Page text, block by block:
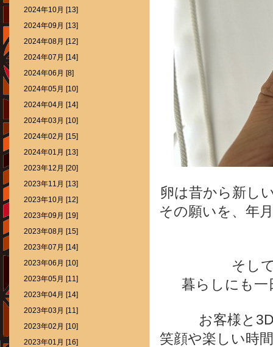
卵は昔から新し
その願いを、年
そし
暮らしにも一
お客様と
笑顔や楽しい時
2024年10月 [13]
2024年09月 [13]
2024年08月 [12]
2024年07月 [14]
2024年06月 [8]
2024年05月 [10]
2024年04月 [14]
2024年03月 [10]
2024年02月 [15]
2024年01月 [13]
2023年12月 [20]
2023年11月 [13]
2023年10月 [12]
2023年09月 [19]
2023年08月 [15]
2023年07月 [14]
2023年06月 [10]
2023年05月 [11]
2023年04月 [14]
2023年03月 [11]
2023年02月 [10]
2023年01月 [16]